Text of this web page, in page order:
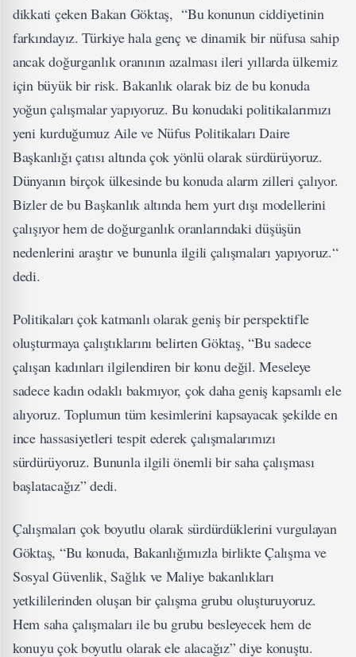
dikkati çeken Bakan Göktaş, “Bu konunun ciddiyetinin
farkındayız. Türkiye hala genç ve dinamik bir nüfusa sahip
ancak doğurganlık oranının azalması ileri yıllarda ülkemiz
için büyük bir risk. Bakanlık olarak biz de bu konuda
yoğun çalışmalar yapıyoruz. Bu konudaki politikalarımızı
yeni kurduğumuz Aile ve Nüfus Politikaları Daire
Başkanlığı çatısı altında çok yönlü olarak sürdürüyoruz.
Dünyanın birçok ülkesinde bu konuda alarm zilleri çalıyor.
Bizler de bu Başkanlık altında hem yurt dışı modellerini
çalışıyor hem de doğurganlık oranlarındaki düşüşün
nedenlerini araştır ve bununla ilgili çalışmaları yapıyoruz.“
dedi.
Politikaları çok katmanlı olarak geniş bir perspektifle
oluşturmaya çalıştıklarını belirten Göktaş, “Bu sadece
çalışan kadınları ilgilendiren bir konu değil. Meseleye
sadece kadın odaklı bakmıyor, çok daha geniş kapsamlı ele
alıyoruz. Toplumun tüm kesimlerini kapsayacak şekilde en
ince hassasiyetleri tespit ederek çalışmalarımızı
sürdürüyoruz. Bununla ilgili önemli bir saha çalışması
başlatacağız” dedi.
Çalışmaları çok boyutlu olarak sürdürdüklerini vurgulayan
Göktaş, “Bu konuda, Bakanlığımızla birlikte Çalışma ve
Sosyal Güvenlik, Sağlık ve Maliye bakanlıkları
yetkililerinden oluşan bir çalışma grubu oluşturuyoruz.
Hem saha çalışmaları ile bu grubu besleyecek hem de
konuyu çok boyutlu olarak ele alacağız” diye konuştu.